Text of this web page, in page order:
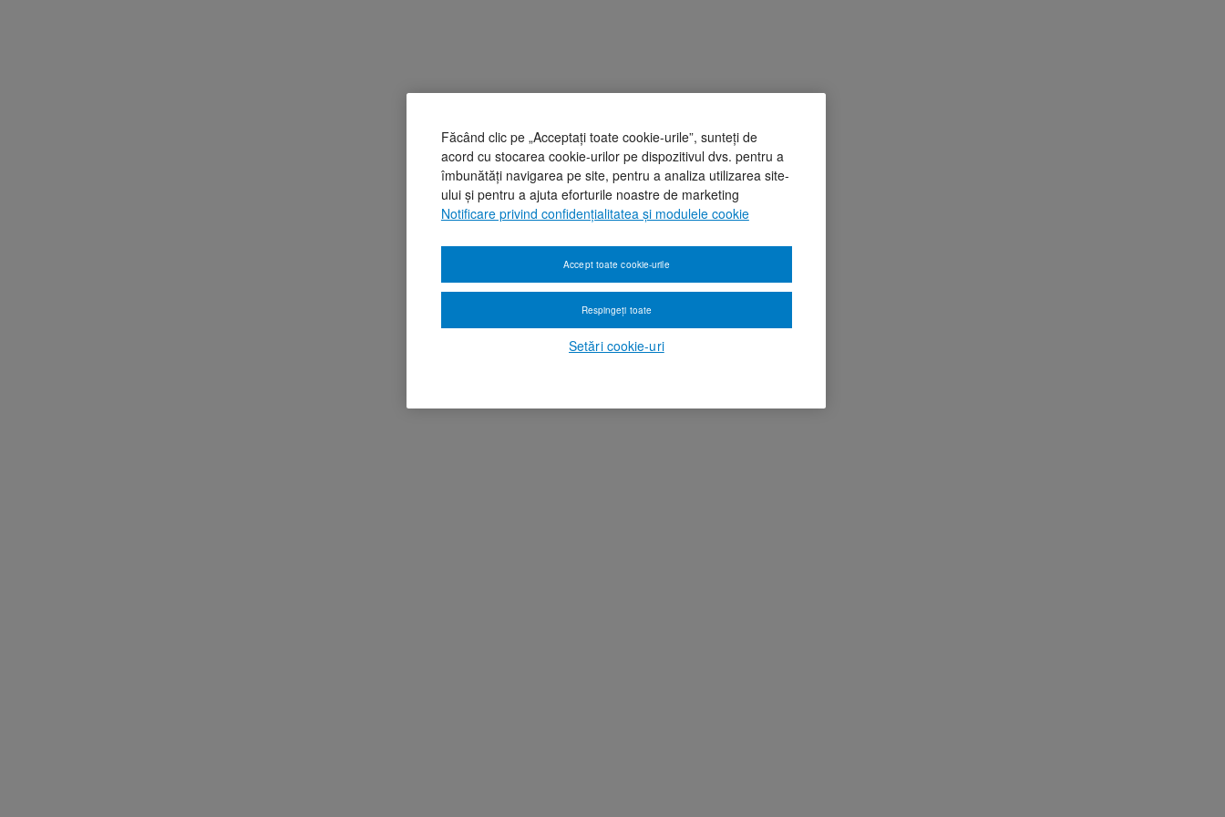
Făcând clic pe „Acceptați toate cookie-urile”, sunteți de
acord cu stocarea cookie-urilor pe dispozitivul dvs. pentru a
îmbunătăți navigarea pe site, pentru a analiza utilizarea site-
ului și pentru a ajuta eforturile noastre de marketing
Notificare privind confidențialitatea și modulele cookie
Setări cookie-uri
Respingeți toate
Accept toate cookie-urile